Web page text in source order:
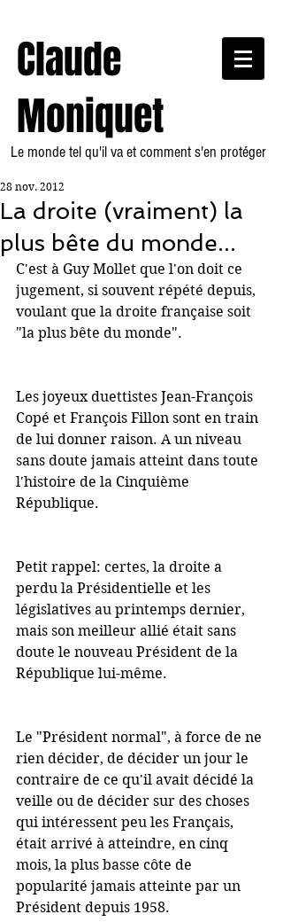
Claude
Moniquet
Le monde tel qu'il va et comment s'en protéger
La droite (vraiment) la
plus bête du monde...
28 nov. 2012
C'est à Guy Mollet que l'on doit ce
jugement, si souvent répété depuis,
voulant que la droite française soit
"la plus bête du monde".
Les joyeux duettistes Jean-François
Copé et François Fillon sont en train
de lui donner raison. A un niveau
sans doute jamais atteint dans toute
l'histoire de la Cinquième
République.
Petit rappel: certes, la droite a
perdu la Présidentielle et les
législatives au printemps dernier,
mais son meilleur allié était sans
doute le nouveau Président de la
République lui-même.
Le "Président normal", à force de ne
rien décider, de décider un jour le
contraire de ce qu'il avait décidé la
veille ou de décider sur des choses
qui intéressent peu les Français,
était arrivé à atteindre, en cinq
mois, la plus basse côte de
popularité jamais atteinte par un
Président depuis 1958.